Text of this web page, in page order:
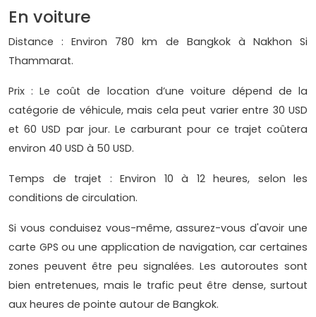
En voiture
Distance : Environ 780 km de Bangkok à Nakhon Si
Thammarat.
Prix : Le coût de location d’une voiture dépend de la
catégorie de véhicule, mais cela peut varier entre 30 USD
et 60 USD par jour. Le carburant pour ce trajet coûtera
environ 40 USD à 50 USD.
Temps de trajet : Environ 10 à 12 heures, selon les
conditions de circulation.
Si vous conduisez vous-même, assurez-vous d'avoir une
carte GPS ou une application de navigation, car certaines
zones peuvent être peu signalées. Les autoroutes sont
bien entretenues, mais le trafic peut être dense, surtout
aux heures de pointe autour de Bangkok.